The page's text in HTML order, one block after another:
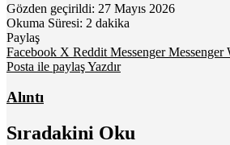
Gözden geçirildi: 27 Mayıs 2026
Okuma Süresi: 2 dakika
Paylaş
Facebook X Reddit Messenger Messenger
Posta ile paylaşYazdır
Alıntı
Sıradakini Oku